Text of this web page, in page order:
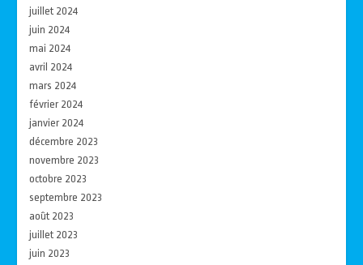
juillet 2024
juin 2024
mai 2024
avril 2024
mars 2024
février 2024
janvier 2024
décembre 2023
novembre 2023
octobre 2023
septembre 2023
août 2023
juillet 2023
juin 2023